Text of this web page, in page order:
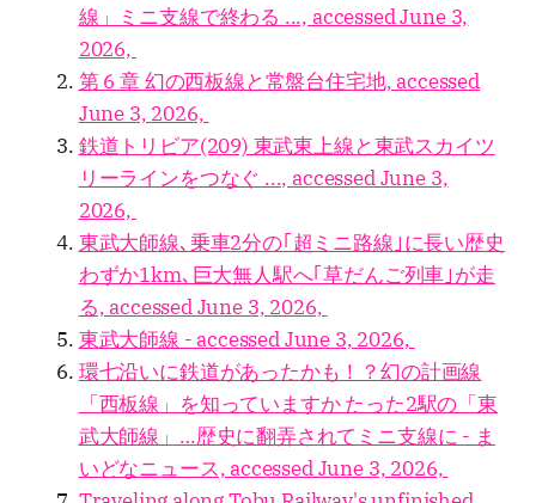
線」ミニ支線で終わる ..., accessed June 3,
2026,
第 6 章 幻の西板線と常盤台住宅地, accessed
June 3, 2026,
鉄道トリビア(209) 東武東上線と東武スカイツ
リーラインをつなぐ ..., accessed June 3,
2026,
東武大師線､乗車2分の｢超ミニ路線｣に長い歴史
わずか1km､巨大無人駅へ｢草だんご列車｣が走
る, accessed June 3, 2026,
東武大師線 - accessed June 3, 2026,
環七沿いに鉄道があったかも！？幻の計画線
「西板線」を知っていますか たった2駅の「東
武大師線」…歴史に翻弄されてミニ支線に - ま
いどなニュース, accessed June 3, 2026,